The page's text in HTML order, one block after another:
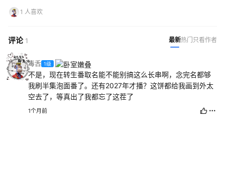
1 人喜欢
评论 1 最新热门 只看作者
毒舌 1级
不是，现在转生番取名能不能别搞这么长串啊，念完名都够
我刷半集泡面番了。还有2027年才播？这饼都给我画到外太
空去了，等真出了我都忘了这茬了
1个月前